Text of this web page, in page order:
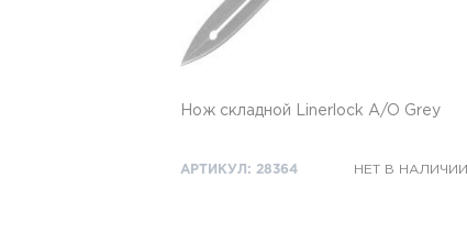
Нож складной Linerlock A/O Grey
АРТИКУЛ: 28364 НЕТ В НАЛИЧИИ